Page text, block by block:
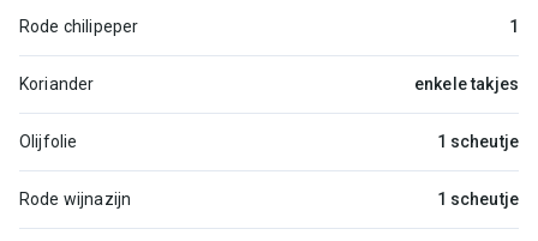
Rode chilipeper 1
Koriander enkele takjes
Olijfolie 1 scheutje
Rode wijnazijn 1 scheutje